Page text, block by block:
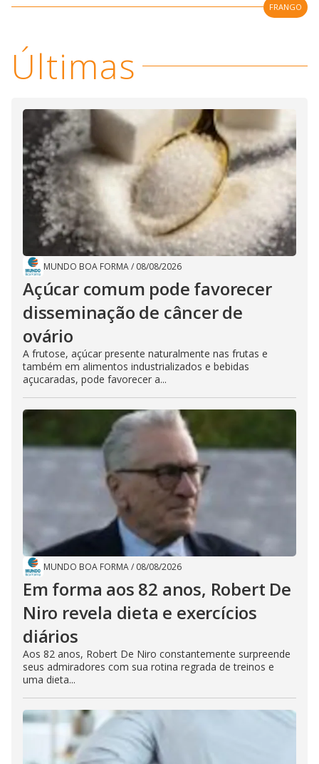
FRANGO
Últimas
MUNDO BOA FORMA/ 08/08/2026
Açúcar comum pode favorecer
disseminação de câncer de
ovário
A frutose, açúcar presente naturalmente nas frutas e
também em alimentos industrializados e bebidas
açucaradas, pode favorecer a...
MUNDO BOA FORMA/ 08/08/2026
Em forma aos 82 anos, Robert De
Niro revela dieta e exercícios
diários
Aos 82 anos, Robert De Niro constantemente surpreende
seus admiradores com sua rotina regrada de treinos e
uma dieta...